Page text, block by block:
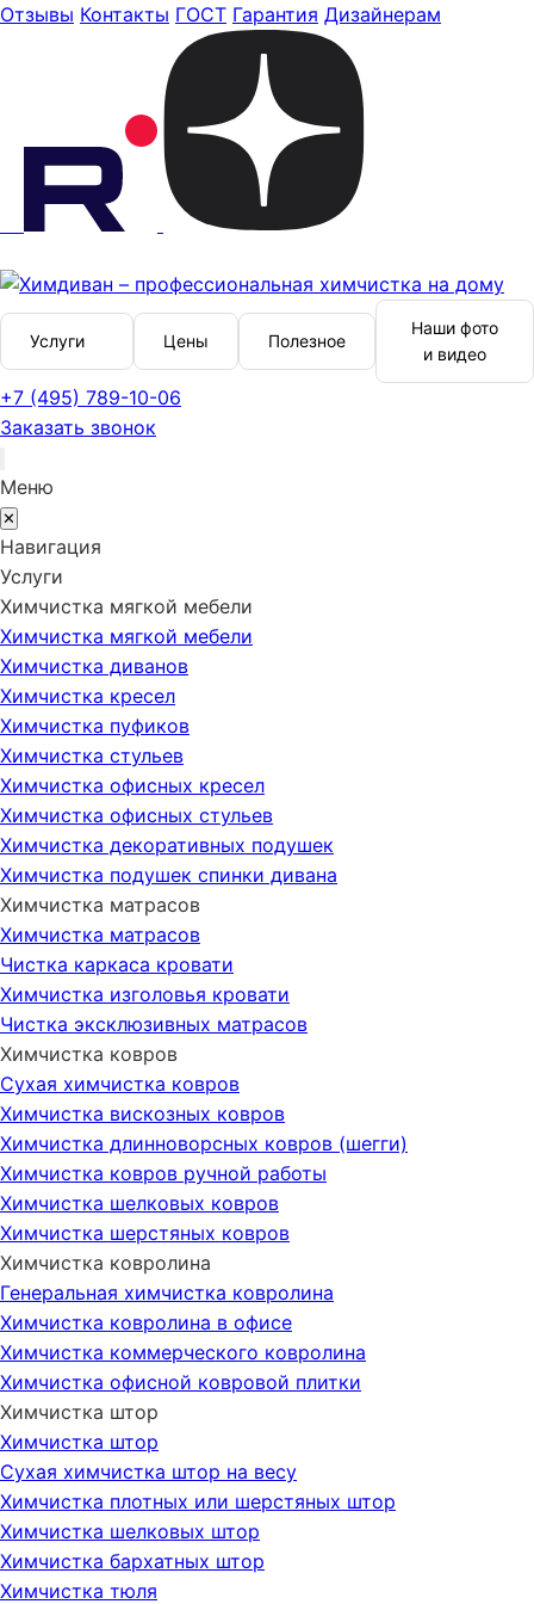
Отзывы Контакты ГОСТ Гарантия Дизайнерам
Услуги Цены Полезное
Наши фото
и видео
+7 (495) 789-10-06
Заказать звонок
Меню
✕
Навигация
Услуги
Химчистка мягкой мебели
Химчистка мягкой мебели
Химчистка диванов
Химчистка кресел
Химчистка пуфиков
Химчистка стульев
Химчистка офисных кресел
Химчистка офисных стульев
Химчистка декоративных подушек
Химчистка подушек спинки дивана
Химчистка матрасов
Химчистка матрасов
Чистка каркаса кровати
Химчистка изголовья кровати
Чистка эксклюзивных матрасов
Химчистка ковров
Сухая химчистка ковров
Химчистка вискозных ковров
Химчистка длинноворсных ковров (шегги)
Химчистка ковров ручной работы
Химчистка шелковых ковров
Химчистка шерстяных ковров
Химчистка ковролина
Генеральная химчистка ковролина
Химчистка ковролина в офисе
Химчистка коммерческого ковролина
Химчистка офисной ковровой плитки
Химчистка штор
Химчистка штор
Сухая химчистка штор на весу
Химчистка плотных или шерстяных штор
Химчистка шелковых штор
Химчистка бархатных штор
Химчистка тюля